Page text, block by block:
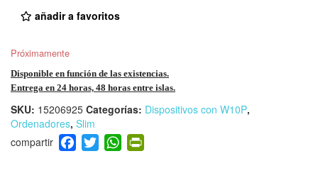
añadir a favoritos
Próximamente
Disponible en función de las existencias.
Entrega en 24 horas, 48 horas entre islas.
SKU: 15206925 Categorías: Dispositivos con W10P,
Ordenadores, Slim
F
a
T
wi
W
h